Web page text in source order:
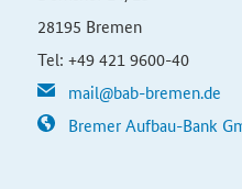
28195 Bremen
Tel: +49 421 9600-40
mail@bab-bremen.de
Bremer Aufbau-Bank